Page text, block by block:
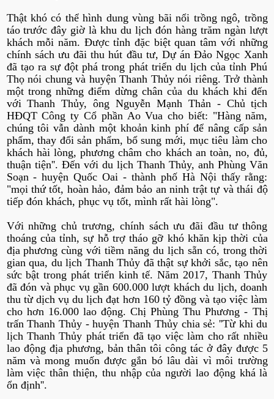
Thật khó có thể hình dung vùng bãi nổi trồng ngô, trồng
táo trước đây giờ là khu du lịch đón hàng trăm ngàn lượt
khách mỗi năm. Được tỉnh đặc biệt quan tâm với những
chính sách ưu đãi thu hút đầu tư, Dự án Đảo Ngọc Xanh
đã tạo ra sự đột phá trong phát triển du lịch của tỉnh Phú
Thọ nói chung và huyện Thanh Thủy nói riêng. Trở thành
một trong những điểm dừng chân của du khách khi đến
với Thanh Thủy, ông Nguyễn Mạnh Thản - Chủ tịch
HĐQT Công ty Cổ phần Ao Vua cho biết: "Hàng năm,
chúng tôi vẫn dành một khoản kinh phí để nâng cấp sản
phẩm, thay đổi sản phẩm, bổ sung mới, mục tiêu làm cho
khách hài lòng, phương châm cho khách an toàn, no, đủ,
thuận tiện''. Đến với du lịch Thanh Thủy, anh Phùng Văn
Soạn - huyện Quốc Oai - thành phố Hà Nội thấy rằng:
"mọi thứ tốt, hoàn hảo, đảm bảo an ninh trật tự và thái độ
tiếp đón khách, phục vụ tốt, mình rất hài lòng".
Với những chủ trương, chính sách ưu đãi đầu tư thông
thoáng của tỉnh, sự hỗ trợ tháo gỡ khó khăn kịp thời của
địa phương cùng với tiềm năng du lịch sẵn có, trong thời
gian qua, du lịch Thanh Thủy đã thật sự khởi sắc, tạo nên
sức bật trong phát triển kinh tế. Năm 2017, Thanh Thủy
đã đón và phục vụ gần 600.000 lượt khách du lịch, doanh
thu từ dịch vụ du lịch đạt hơn 160 tỷ đồng và tạo việc làm
cho hơn 16.000 lao động. Chị Phùng Thu Phương - Thị
trấn Thanh Thủy - huyện Thanh Thủy chia sẻ: ''Từ khi du
lịch Thanh Thủy phát triển đã tạo việc làm cho rất nhiều
lao động địa phương, bản thân tôi công tác ở đây được 5
năm và mong muốn được gắn bó lâu dài vì môi trường
làm việc thân thiện, thu nhập của người lao động khá là
ổn định''.